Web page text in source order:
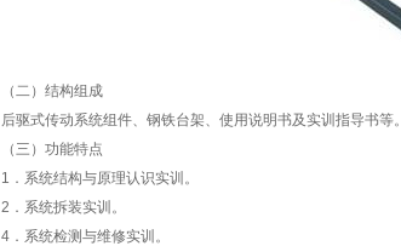
（二）结构组成
后驱式传动系统组件、钢铁台架、使用说明书及实训指导书等。
（三）功能特点
1．系统结构与原理认识实训。
2．系统拆装实训。
4．系统检测与维修实训。